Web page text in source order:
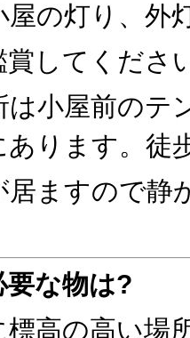
屋の灯り、外
してくださ
は小屋前のテ
ります。徒
居ますので静
要な物は?
標高の高い場